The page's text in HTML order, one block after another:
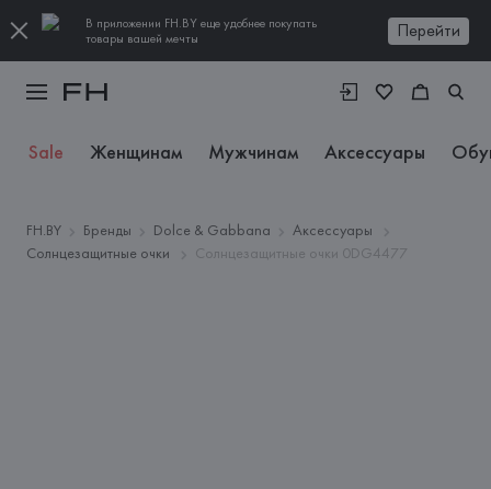
В приложении FH.BY еще удобнее покупать
товары вашей мечты
Перейти
Sale Женщинам Мужчинам Аксессуары
FH.BY Бренды Dolce & Gabbana
Аксессуары
Солнцезащитные очки
Солнцезащитные очки 0DG4477